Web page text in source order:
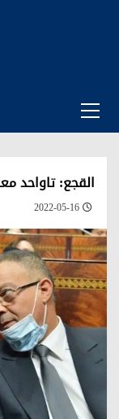
Menu
القجع: تاواحد
2022-05-16